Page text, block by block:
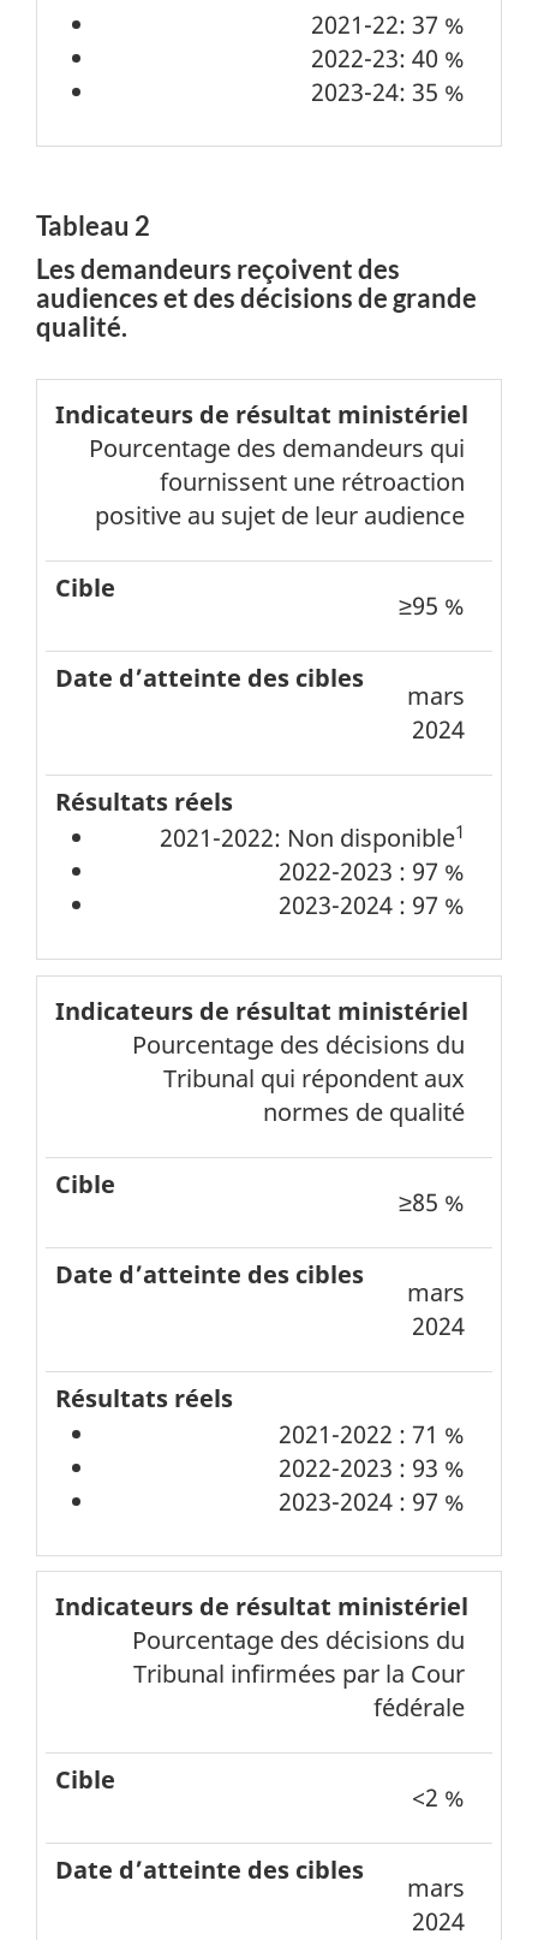
2021-22: 37 %
2022-23: 40 %
2023-24: 35 %
Tableau 2
Les demandeurs reçoivent des
audiences et des décisions de grande
qualité.
Indicateurs
de
résultat
ministériel
des
cibles
Résultats
Pourcentage des demandeurs qui
fournissent une rétroaction
positive au sujet de leur audience
≥95 %
mars
2024
2021-2022: Non disponible1
2022-2023 : 97 %
2023-2024 : 97 %
Pourcentage des décisions du
Tribunal qui répondent aux
normes de qualité
≥85 %
mars
2024
2021-2022 : 71 %
2022-2023 : 93 %
2023-2024 : 97 %
Pourcentage des décisions du
Tribunal infirmées par la Cour
fédérale
<2 %
mars
2024